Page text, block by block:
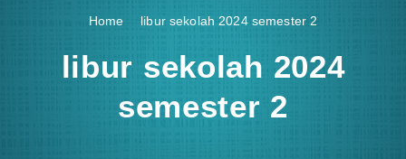
Home libur sekolah 2024 semester 2
libur sekolah 2024
semester 2